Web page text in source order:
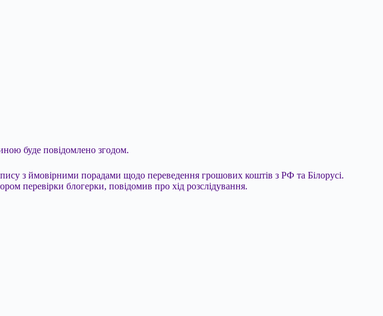
буде повідомлено згодом.
з ймовірними порадами щодо переведення грошових коштів з РФ та Білорусі.
перевірки блогерки, повідомив про хід розслідування.